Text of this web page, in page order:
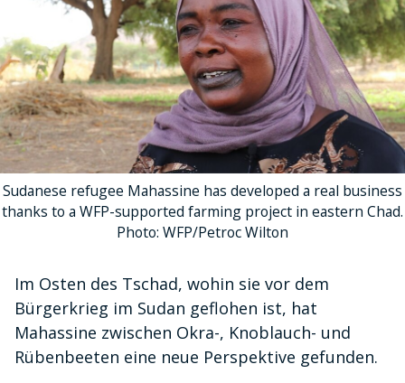
Sudanese refugee Mahassine has developed a real business
thanks to a WFP-supported farming project in eastern Chad.
Photo: WFP/Petroc Wilton
Im Osten des Tschad, wohin sie vor dem
Bürgerkrieg im Sudan geflohen ist, hat
Mahassine zwischen Okra-, Knoblauch- und
Rübenbeeten eine neue Perspektive gefunden.